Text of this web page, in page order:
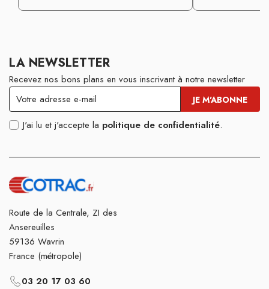
LA NEWSLETTER
Recevez nos bons plans en vous inscrivant à notre newsletter
J'ai lu et j'accepte la politique de confidentialité.
Route de la Centrale, ZI des
Ansereuilles
59136 Wavrin
France (métropole)
03 20 17 03 60